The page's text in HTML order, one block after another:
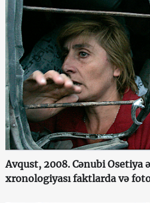
Avqust, 2008. Cənubi Osetiya
xronologiyası faktlarda və